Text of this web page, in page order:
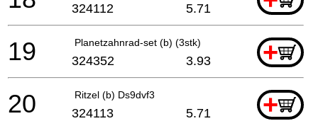
324112 5.71
Planetzahnrad-set (b) (3stk) +
19 324352 3.93
Ritzel (b) Ds9dvf3 +
20 324113 5.71